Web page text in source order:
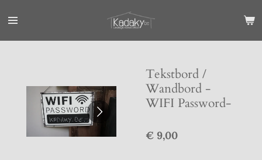
direct
Tekstbord /
Wandbord -
WIFI Password-
€ 9,00